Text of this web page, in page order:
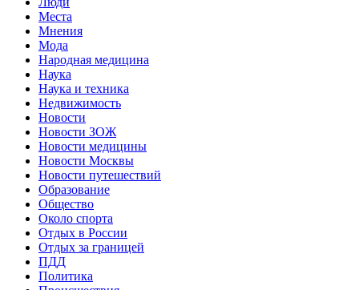
Места
Мнения
Мода
Народная медицина
Наука
Наука и техника
Недвижимость
Новости
Новости ЗОЖ
Новости медицины
Новости Москвы
Новости путешествий
Образование
Общество
Около спорта
Отдых в России
Отдых за границей
ПДД
Политика